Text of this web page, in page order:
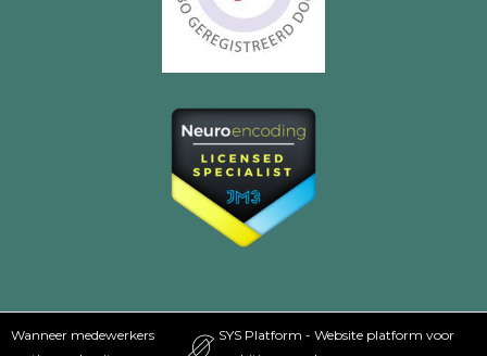
Wanneer medewerkers
SYS Platform - Website platform voor